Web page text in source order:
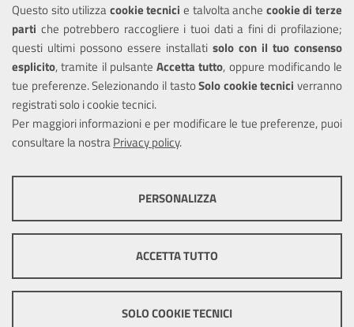
Questo sito utilizzacookie tecnicie talvolta anche cookie di terze
parti che potrebbero raccogliere i tuoi dati a fini di profilazione;
questi ultimi possono essere installati solo con il tuo consenso
esplicito, tramite il pulsante Accetta tutto, oppure modificando le
tue preferenze. Selezionando il tastoSolo cookie tecnici verranno
registrati solo i cookie tecnici.
Per maggiori informazioni e per modificare le tue preferenze, puoi
consultare la nostraPrivacy policy.
ottimale per ogni utente. Essi non raccolgono i tuoi dati e le tue
informazioni di navigazione per scopi di marketing e profilazione, e
pertanto possono essere utilizzati senza bisogno di acquisire il tuo
PERSONALIZZA
ACCETTA TUTTO
SOLO COOKIE TECNICI
Informativa privacy
Note legali
Piano di miglioramento del sito
Piano di miglioramento dei servizi
Dichiarazione di accessibilità
Mappa del sito Cookie policy
Sito